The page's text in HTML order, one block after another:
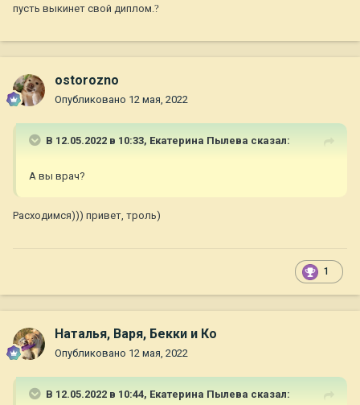
пусть выкинет свой диплом.?
ostorozno
Опубликовано 12 мая, 2022
В 12.05.2022 в 10:33, Екатерина Пылева сказал:
А вы врач?
Расходимся))) привет, троль)
1
Наталья, Варя, Бекки и Ко
Опубликовано 12 мая, 2022
В 12.05.2022 в 10:44, Екатерина Пылева сказал: